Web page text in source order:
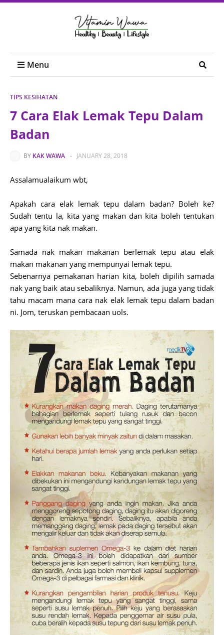
Menu
TIPS KESIHATAN
7 Cara Elak Lemak Tepu Dalam
Badan
BY KAK WAWA - JANUARY 28, 2018
Assalamualaikum wbt,
Apakah cara elak lemak tepu dalam badan? Boleh ke?
Sudah tentu la, kita yang makan dan kita boleh tentukan
apa yang kita nak makan.
Samada nak makan makanan berlemak tepu atau elak
makan makanan yang mempunyai lemak tepu.
Sebenarnya pemakanan harian kita, boleh dipilih samada
nak yang baik atau sebaliknya. Namun, ada juga yang tidak
tahu macam mana cara nak elak lemak tepu dalam badan
ni. Jom, teruskan pembacaan uols.